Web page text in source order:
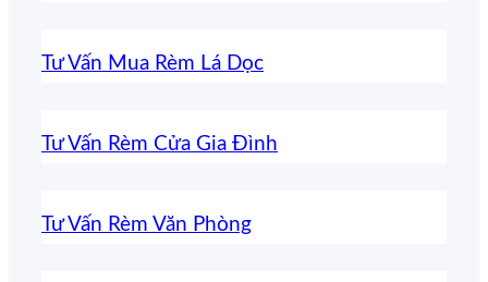
Tư Vấn Mua Rèm Lá Dọc
Tư Vấn Rèm Cửa Gia Đình
Tư Vấn Rèm Văn Phòng